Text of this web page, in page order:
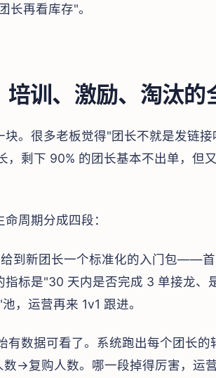
长再看库存"。
培训、激励、淘汰的
块。很多老板觉得"团长不就是发链
，剩下 90% 的团长基本不出单，但
周期分成四段：
到新团长一个标准化的入门包——首
指标是"30 天内是否完成 3 单接龙、
，运营再来 1v1 跟进。
有数据可看了。系统跑出每个团长
→复购人数。哪一段掉得厉害，运